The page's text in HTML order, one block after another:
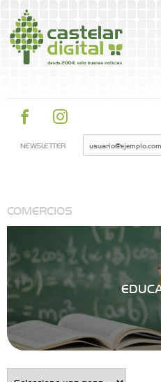
NEWSLETTER
COMERCIOS